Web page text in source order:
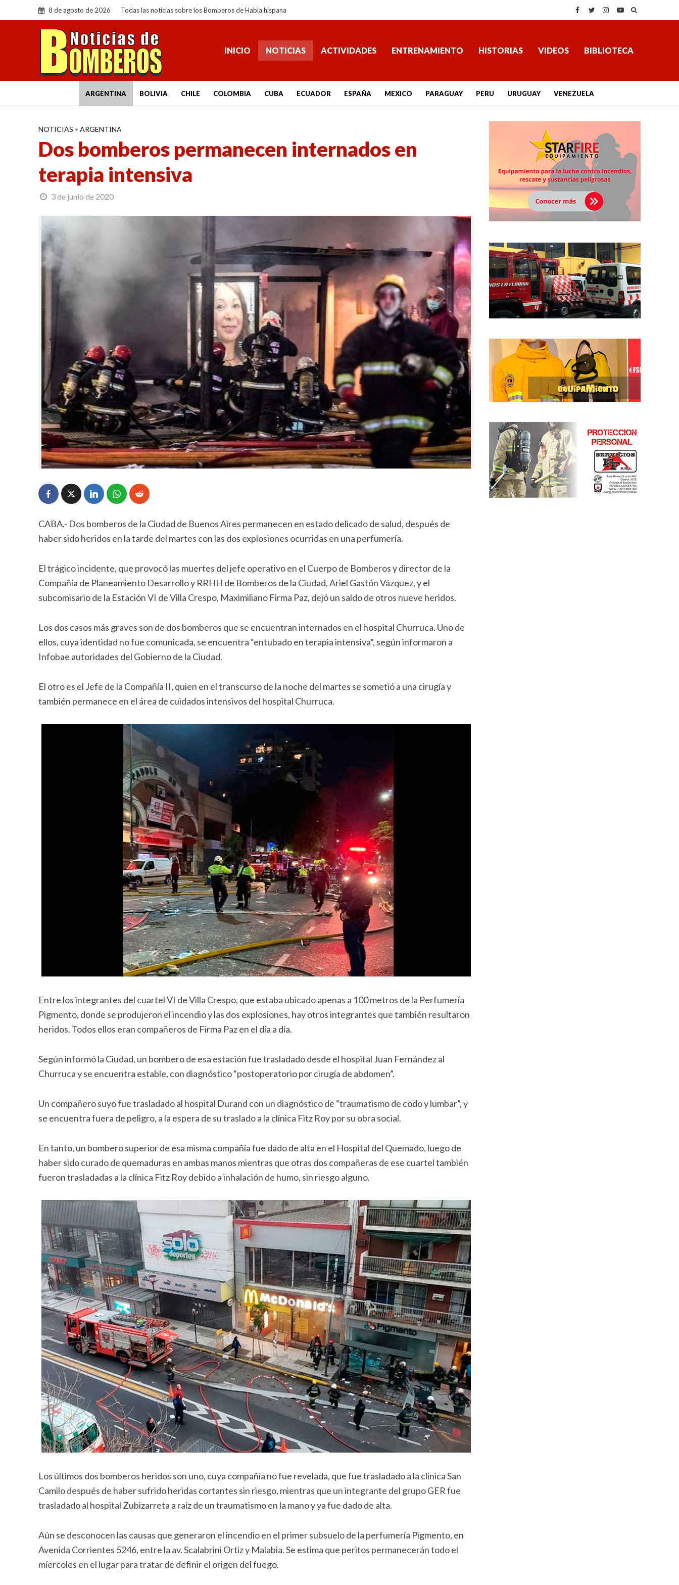
8 de agosto de 2026 Todas las noticias sobre los Bomberos de Habla hispana
INICIO NOTICIAS ACTIVIDADES ENTRENAMIENTO HISTORIAS VIDEOS BIBLIOTECA
ARGENTINA BOLIVIA CHILE COLOMBIA CUBA ECUADOR ESPAÑA MEXICO PARAGUAY PERU URUGUAY VENEZUELA
NOTICIAS • ARGENTINA
Dos bomberos permanecen internados en
terapia intensiva
3 de junio de 2020
CABA.- Dos bomberos de la Ciudad de Buenos Aires permanecen en estado delicado de salud, después de
haber sido heridos en la tarde del martes con las dos explosiones ocurridas en una perfumería.
El trágico incidente, que provocó las muertes del jefe operativo en el Cuerpo de Bomberos y director de la
Compañía de Planeamiento Desarrollo y RRHH de Bomberos de la Ciudad, Ariel Gastón Vázquez, y el
subcomisario de la Estación VI de Villa Crespo, Maximiliano Firma Paz, dejó un saldo de otros nueve heridos.
Los dos casos más graves son de dos bomberos que se encuentran internados en el hospital Churruca. Uno de
ellos, cuya identidad no fue comunicada, se encuentra “entubado en terapia intensiva”, según informaron a
Infobae autoridades del Gobierno de la Ciudad.
El otro es el Jefe de la Compañía II, quien en el transcurso de la noche del martes se sometió a una cirugía y
también permanece en el área de cuidados intensivos del hospital Churruca.
Entre los integrantes del cuartel VI de Villa Crespo, que estaba ubicado apenas a 100 metros de la Perfumería
Pigmento, donde se produjeron el incendio y las dos explosiones, hay otros integrantes que también resultaron
heridos. Todos ellos eran compañeros de Firma Paz en el día a día.
Según informó la Ciudad, un bombero de esa estación fue trasladado desde el hospital Juan Fernández al
Churruca y se encuentra estable, con diagnóstico “postoperatorio por cirugía de abdomen”.
Un compañero suyo fue trasladado al hospital Durand con un diagnóstico de “traumatismo de codo y lumbar”, y
se encuentra fuera de peligro, a la espera de su traslado a la clínica Fitz Roy por su obra social.
En tanto, un bombero superior de esa misma compañía fue dado de alta en el Hospital del Quemado, luego de
haber sido curado de quemaduras en ambas manos mientras que otras dos compañeras de ese cuartel también
fueron trasladadas a la clínica Fitz Roy debido a inhalación de humo, sin riesgo alguno.
Los últimos dos bomberos heridos son uno, cuya compañía no fue revelada, que fue trasladado a la clínica San
Camilo después de haber sufrido heridas cortantes sin riesgo, mientras que un integrante del grupo GER fue
trasladado al hospital Zubizarreta a raíz de un traumatismo en la mano y ya fue dado de alta.
Aún se desconocen las causas que generaron el incendio en el primer subsuelo de la perfumería Pigmento, en
Avenida Corrientes 5246, entre la av. Scalabrini Ortiz y Malabia. Se estima que peritos permanecerán todo el
míercoles en el lugar para tratar de definir el origen del fuego.